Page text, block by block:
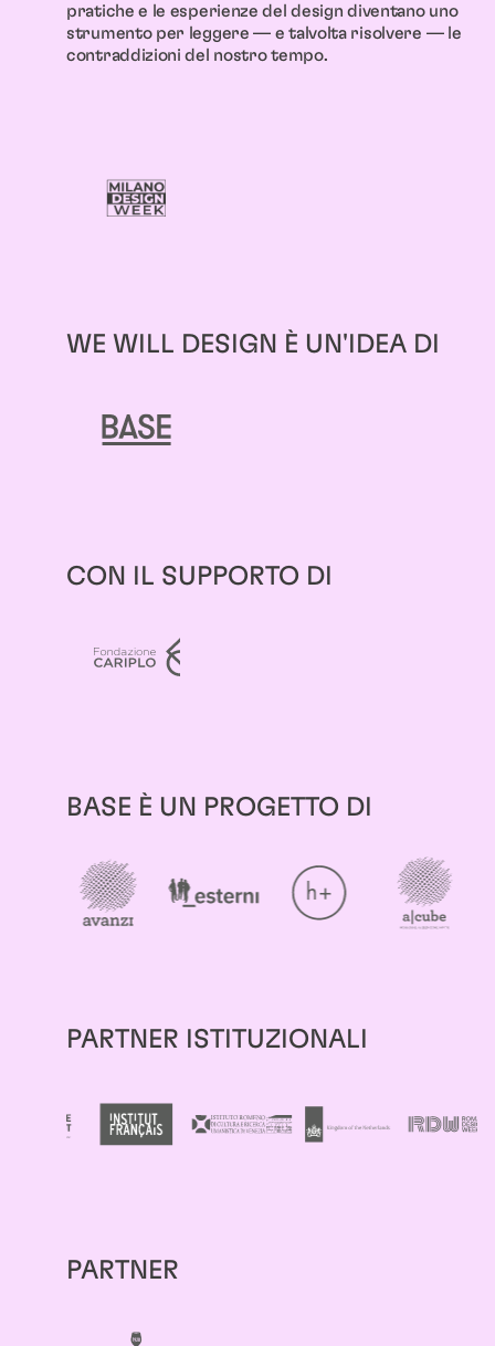
pratiche e le esperienze del design diventano uno
strumento per leggere — e talvolta risolvere — le
contraddizioni del nostro tempo.
WE WILL DESIGN È UN'IDEA DI
CON IL SUPPORTO DI
BASE È UN PROGETTO DI
PARTNER ISTITUZIONALI
PARTNER